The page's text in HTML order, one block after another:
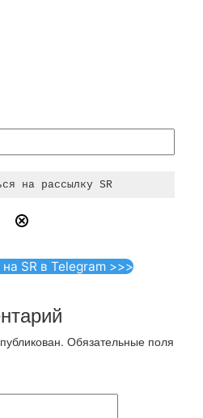
SR в Telegram >>>
Обязательные поля